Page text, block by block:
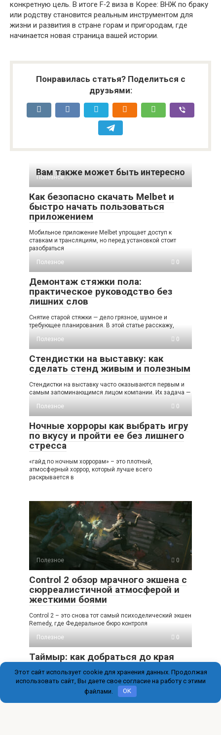
конкретную цель. В итоге F‑2 виза в Корее: ВНЖ по браку
или родству становится реальным инструментом для
жизни и развития в стране горам и пригородам, где
начинается новая страница вашей истории.
Понравилась статья? Поделиться с
друзьями:
Вам также может быть интересно
Полезное 0
Как безопасно скачать Melbet и
быстро начать пользоваться
приложением
Мобильное приложение Melbet упрощает доступ к
ставкам и трансляциям, но перед установкой стоит
разобраться
Полезное
0
Демонтаж стяжки пола:
практическое руководство без
лишних слов
Снятие старой стяжки — дело грязное, шумное и
требующее планирования. В этой статье расскажу,
Полезное
0
Стендистки на выставку: как
сделать стенд живым и полезным
Стендистки на выставку часто оказываются первым и
самым запоминающимся лицом компании. Их задача —
Полезное
0
Ночные хорроры как выбрать игру
по вкусу и пройти ее без лишнего
стресса
«гайд по ночным хоррорам» – это плотный,
атмосферный хоррор, который лучше всего
раскрывается в
Полезное 0
Control 2 обзор мрачного экшена с
сюрреалистичной атмосферой и
жесткими боями
Control 2 – это снова тот самый психоделический экшен
Remedy, где Федеральное бюро контроля
Полезное
0
Таймыр: как добраться до края
Евразии и что там увидеть
Таймыр — это не просто точка на карте. Это кусок мира,
где арктическая тундра
Этот сайт использует cookie для хранения данных. Продолжая
использовать сайт, Вы даете свое согласие на работу с этими
файлами.
OK